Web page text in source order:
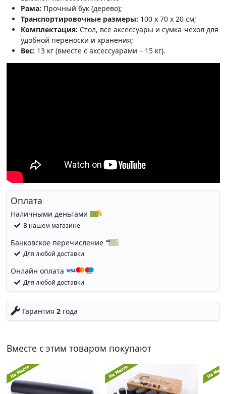
Рама: Прочный бук (дерево);
Транспортировочные размеры: 100 x 70 x 20 см;
Комплектация: Стол, все аксессуары и сумка-чехол для
удобной переноски и хранения;
Вес: 13 кг (вместе с аксессуарами – 15 кг).
Оплата
Наличными деньгами
В нашем магазине
Банковское перечисление
Для любой доставки
Онлайн оплата
Для любой доставки
Гарантия 2года
Вместе с этим товаром покупают